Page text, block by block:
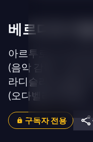
베르디의 아틸
아르투로 가마 (무
(음악 감독) – 일다
라디슬라프 술림
(오다벨라)와 함께...
구독자 전용